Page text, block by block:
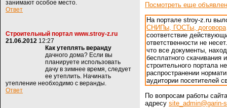
занимают особое место.
Ответ
Строительный портал www.stroy-z.ru
21.06.2012 12:27
Как утеплять веранду
дачного дома? Если вы
планируете использовать
дачу в зимнее время, следует
ее утеплить. Начинать
утепление необходимо с веранды.
Ответ
Посмотреть еще
На портале stroy-z.ru
СНИПы, ГОСТы, договора
соответствие
ответственности не
что все документы,
бесплатного скачивания
строительного портала
распространении
аудитории посетителей
По вопросам работы
адресу site_admin@garin-